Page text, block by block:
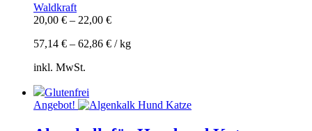
Waldkraft
20,00 € – 22,00 €
57,14 € – 62,86 € /kg
inkl. MwSt.
Glutenfrei
Angebot!